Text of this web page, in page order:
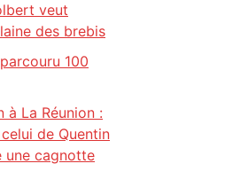
veut
des brebis
100
à La Réunion :
de Quentin
une cagnotte